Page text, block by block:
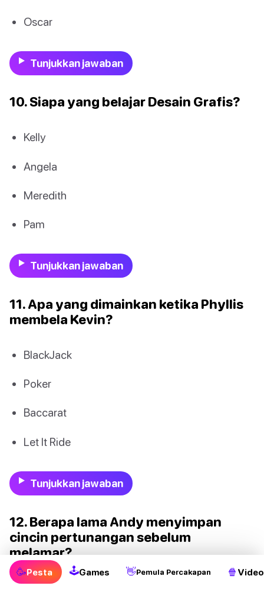
Oscar
Tunjukkan jawaban
10. Siapa yang belajar Desain Grafis?
Kelly
Angela
Meredith
Pam
Tunjukkan jawaban
11. Apa yang dimainkan ketika Phyllis
membela Kevin?
BlackJack
Poker
Baccarat
Let It Ride
Tunjukkan jawaban
12. Berapa lama Andy menyimpan
cincin pertunangan sebelum
melamar?
🥳Pesta 🕹Games 👋Pemula Percakapan 🍿 Video